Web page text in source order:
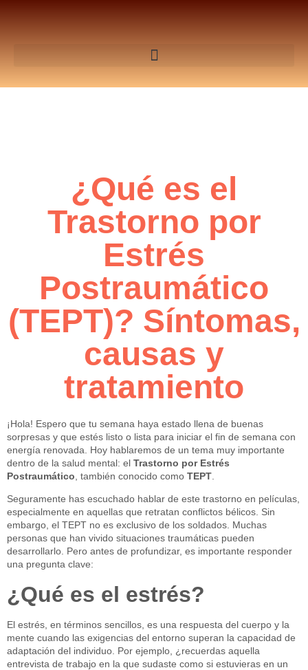
¿Qué es el
Trastorno por
Estrés
Postraumático
(TEPT)? Síntomas,
causas y
tratamiento
¡Hola! Espero que tu semana haya estado llena de buenas
sorpresas y que estés listo o lista para iniciar el fin de semana con
energía renovada. Hoy hablaremos de un tema muy importante
dentro de la salud mental: el Trastorno por Estrés
Postraumático , también conocido como TEPT
Seguramente has escuchado hablar de este trastorno en películas,
especialmente en aquellas que retratan conflictos bélicos. Sin
embargo, el TEPT no es exclusivo de los soldados. Muchas
personas que han vivido situaciones traumáticas pueden
desarrollarlo. Pero antes de profundizar, es importante responder
una pregunta clave:
¿Qué es el estrés?
El estrés, en términos sencillos, es una respuesta del cuerpo y la
mente cuando las exigencias del entorno superan la capacidad de
adaptación del individuo. Por ejemplo, ¿recuerdas aquella
entrevista de trabajo en la que sudaste como si estuvieras en un